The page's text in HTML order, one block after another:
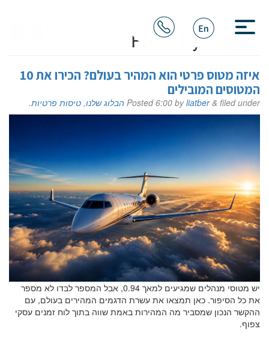
Posts By:liatber
איזה מטוס פרטי הוא המהיר בעולם? הכירו את 10
המטוסים המובילים
Posted6:00 byliatber & filed under הבלוג שלנו, טיסות פרטיות.
יש מטוסי מנהלים שמגיעים למאך 0.94, אבל המספר לבדו לא מספר
את כל הסיפור. כאן תמצאו את עשרת הדגמים המהירים בעולם, עם
ההקשר הנכון שמסביר מה המהירות באמת שווה בתוך לוח זמנים עסקי
צפוף.